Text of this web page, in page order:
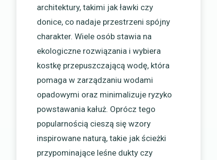
architektury, takimi jak ławki czy
donice, co nadaje przestrzeni spójny
charakter. Wiele osób stawia na
ekologiczne rozwiązania i wybiera
kostkę przepuszczającą wodę, która
pomaga w zarządzaniu wodami
opadowymi oraz minimalizuje ryzyko
powstawania kałuż. Oprócz tego
popularnością cieszą się wzory
inspirowane naturą, takie jak ścieżki
przypominające leśne dukty czy